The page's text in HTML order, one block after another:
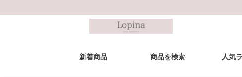
新着商品 商品を検索 人気